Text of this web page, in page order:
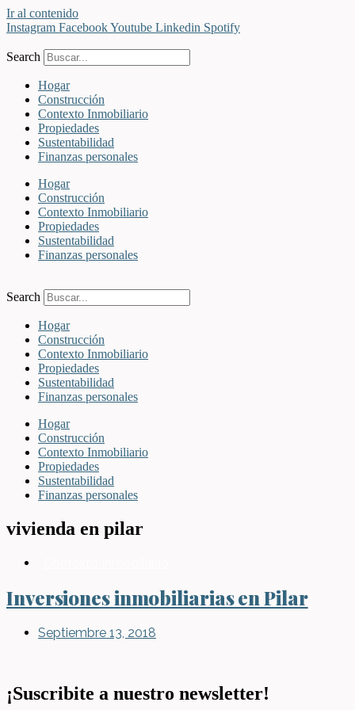
Ir al contenido
Instagram FacebookYoutube Linkedin Spotify
Search
Hogar
Construcción
Contexto Inmobiliario
Propiedades
Sustentabilidad
Finanzas personales
Hogar
Construcción
Contexto Inmobiliario
Propiedades
Sustentabilidad
Finanzas personales
Search
Hogar
Construcción
Contexto Inmobiliario
Propiedades
Sustentabilidad
Finanzas personales
Hogar
Construcción
Contexto Inmobiliario
Propiedades
Sustentabilidad
Finanzas personales
vivienda en pilar
Inversiones inmobiliarias en Pilar
Septiembre 13, 2018
¡Suscribite a nuestro newsletter!